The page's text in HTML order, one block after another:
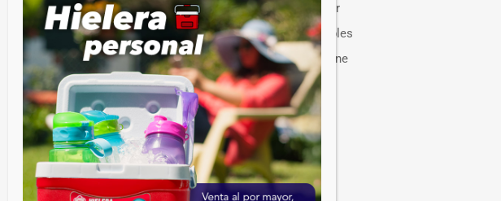
Guateplast Costa Rica.
Fabricante y distribuidor de productos
plásticos.
Venta de productos plásticos por mayor en
Costa Rica. Más de 300 productos
disponibles.
Hogar
Muebles
Higiene
Otros